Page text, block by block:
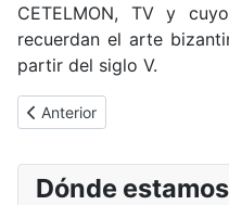
Dónde estamos
CETELMON, TV y
recuerdan el arte
partir del siglo V.
Artículo anterior: Dónde
Anterior